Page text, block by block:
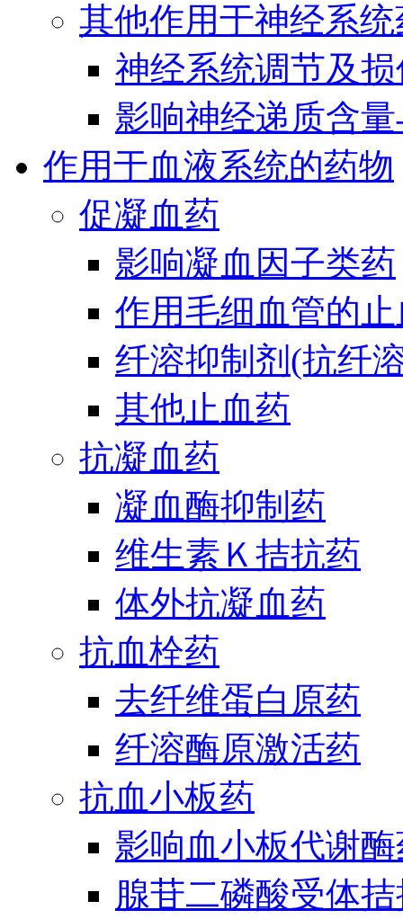
其他作用于神经系统
神经系统调节及
影响神经递质含
作用于血液系统的药物
促凝血药
影响凝血因子类药
作用毛细血管的
纤溶抑制剂(抗纤
其他止血药
抗凝血药
凝血酶抑制药
维生素Ｋ拮抗药
体外抗凝血药
抗血栓药
去纤维蛋白原药
纤溶酶原激活药
抗血小板药
影响血小板代谢
腺苷二磷酸受体